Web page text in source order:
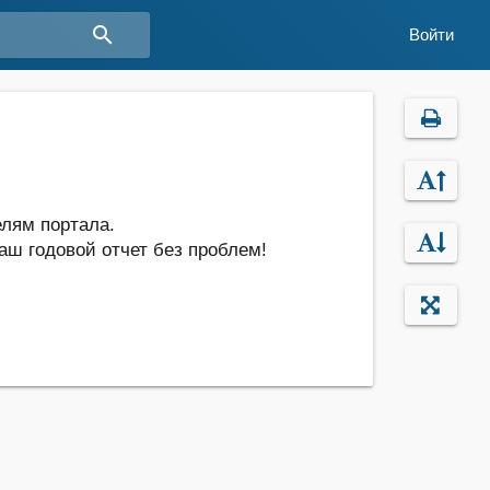
search Войти
портала.
годовой отчет без проблем!